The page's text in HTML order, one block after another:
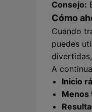
Consejo:
Cómo
Cuando
puedes
A
Inicio
Menos